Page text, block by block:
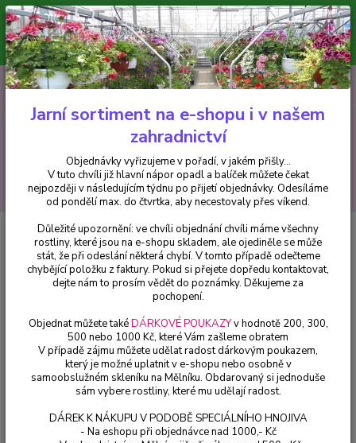
Minimální hodnota pro odeslání z e-shopu je 300 Kč.
V tuto chvíli již hlavní nápor objednávek opadl a balíček můžete čekat
nejpozději v následujícím týdnu po přijetí objednávky. Objednávky
vyřizujeme v pořadí, v jakém přišly...
CZK
Hledat
+420 602 223 614 0ks
za0 Kč
Africké kopřivy, Coleusy
Africká kopřiva Coleus Trusty Rusty - cena
za kus v 3-kusovém balení
Africká kopřiva Coleus Trusty
Rusty - cena za kus v 3-kusovém
balení
Jarní sortiment na e-shopu i v našem
zahradnictví
Objednávky vyřizujeme v pořadí, v jakém přišly...
V tuto chvíli již hlavní nápor opadl a balíček můžete čekat
nejpozději v následujícím týdnu po přijetí objednávky. Odesíláme
od pondělí max. do čtvrtka, aby necestovaly přes víkend.
Důležité upozornění: ve chvíli objednání chvíli máme všechny
rostliny, které jsou na e-shopu skladem, ale ojediněle se může
stát, že při odeslání některá chybí. V tomto případě odečteme
chybějící položku z faktury. Pokud si přejete dopředu kontaktovat,
dejte nám to prosím vědět do poznámky. Děkujeme za
pochopení.
Objednat můžete takéDÁRKOVÉ POUKAZYv hodnotě 200, 300,
500 nebo 1000 Kč, které Vám zašleme obratem
V případě zájmu můžete udělat radost dárkovým poukazem,
který je možné uplatnit v e-shopu nebo osobně v
samoobslužném skleníku na Mělníku. Obdarovaný si jednoduše
sám vybere rostliny, které mu udělají radost.
DÁREK K NÁKUPU V PODOBĚ SPECIÁLNÍHO HNOJIVA
- Na eshopu při objednávce nad 1000,- Kč